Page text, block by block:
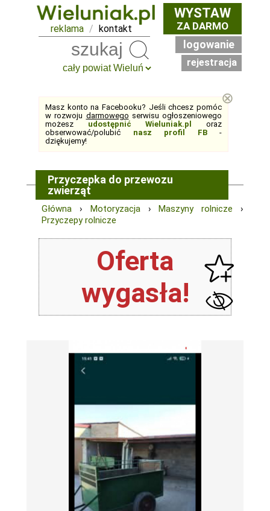
reklama / kontakt
WYSTAW
ZA DARMO
logowanie
rejestracja
Masz konto na Facebooku? Jeśli chcesz pomóc
w rozwoju darmowego serwisu ogłoszeniowego
możesz udostępnić Wieluniak.pl
oraz
obserwować/polubić nasz profil FB-
dziękujemy!
⊗
Przyczepka do przewozu
zwierząt
Główna › Motoryzacja›Maszyny rolnicze ›
Przyczepy rolnicze
Oferta
wygasła!